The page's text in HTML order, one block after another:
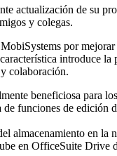
actualización de su
y colegas.
por
introduce
colaboración.
beneficiosa para
funciones de edición
almacenamiento en
en OfficeSuite Drive